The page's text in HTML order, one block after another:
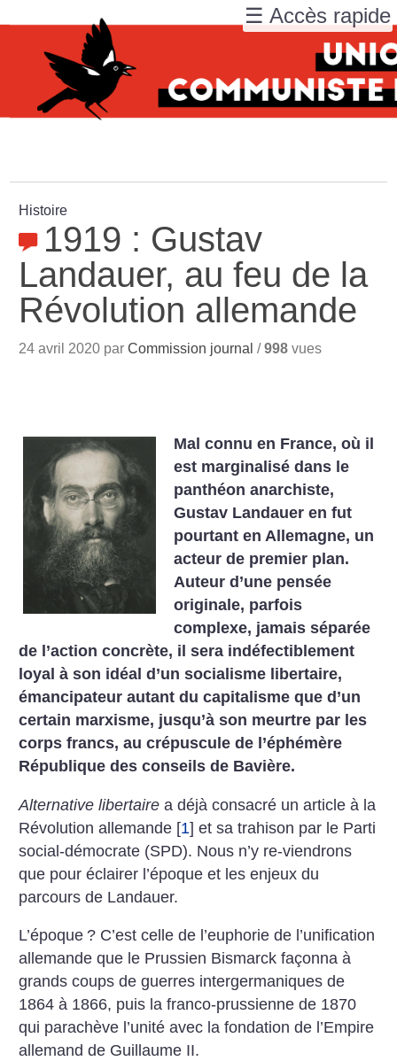
Histoire
1919 : Gustav
Landauer, au feu de la
Révolution allemande
24 avril 2020 parCommission journal /998 vues
Mal connu en France, où il
est marginalisé dans le
panthéon anarchiste,
Gustav Landauer en fut
pourtant en Allemagne, un
acteur de premier plan.
Auteur d’une pensée
originale, parfois
complexe, jamais séparée
de l’action concrète, il sera indéfectiblement
loyal à son idéal d’un socialisme libertaire,
émancipateur autant du capitalisme que d’un
certain marxisme, jusqu’à son meurtre par les
corps francs, au crépuscule de l’éphémère
République des conseils de Bavière.
Alternative libertaire a déjà consacré un article à la
Révolution allemande [1] et sa trahison par le Parti
social-démocrate (SPD). Nous n’y re-viendrons
que pour éclairer l’époque et les enjeux du
parcours de Landauer.
L’époque ? C’est celle de l’euphorie de l’unification
allemande que le Prussien Bismarck façonna à
grands coups de guerres intergermaniques de
1864 à 1866, puis la franco-prussienne de 1870
qui parachève l’unité avec la fondation de l’Empire
allemand de Guillaume II.
☰ Accès rapide